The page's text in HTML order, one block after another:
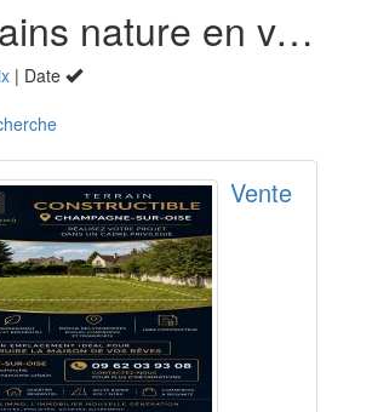
16 terrains nature en vente dans le Val-d'Oise (95)
| Date
Vente